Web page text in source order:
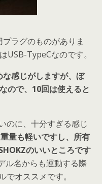
ラグのものがありま
USB-TypeCなのです。
感じがしますが、ぼ
ので、10回は使えると
のに、十分すぎる感じ
量も軽いですし、所有
のいいところです
ル名からも運動する際
オススメです。